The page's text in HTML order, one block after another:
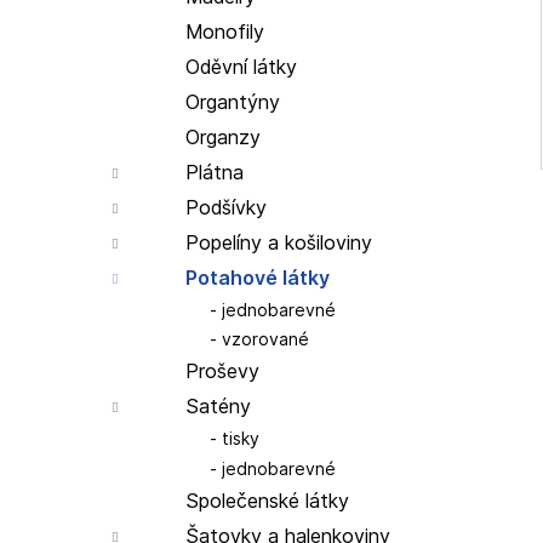
Monofily
Oděvní látky
Organtýny
Organzy
Plátna
Podšívky
Popelíny a košiloviny
Potahové látky
jednobarevné
vzorované
Proševy
Satény
tisky
jednobarevné
Společenské látky
Šatovky a halenkoviny